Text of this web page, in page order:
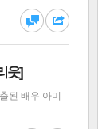
웃]
된 배우 아미